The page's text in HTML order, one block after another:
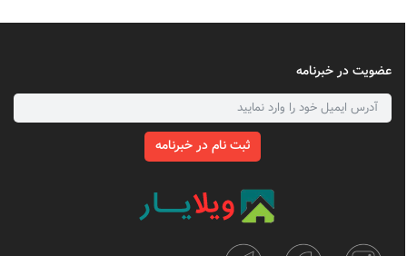
عضویت در خبرنامه
ثبت نام در خبرنامه